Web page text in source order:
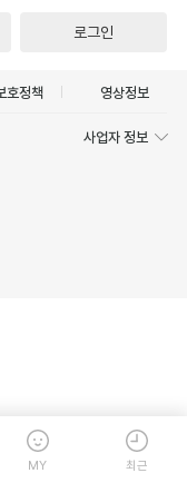
로그인
호정책 영상정보
사업자 정보
MY 최근